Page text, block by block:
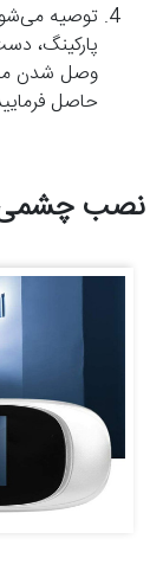
توصیه
پارکینگ،
وصل شدن
حاصل
نصب چشمی